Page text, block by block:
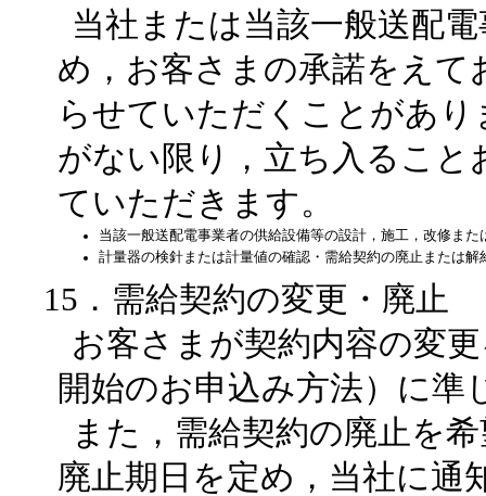
当社または当該一般送配
め，お客さまの承諾をえ
らせていただくことがあ
がない限り，立ち入るこ
ていただきます。
当該一般送配電事業者の供給設備等の設計，施工，改修ま
計量器の検針または計量値の確認・需給契約の廃止または解
15．需給契約の変更・廃止
お客さまが契約内容の変
開始のお申込み方法）に
また，需給契約の廃止を
廃止期日を定め，当社に通